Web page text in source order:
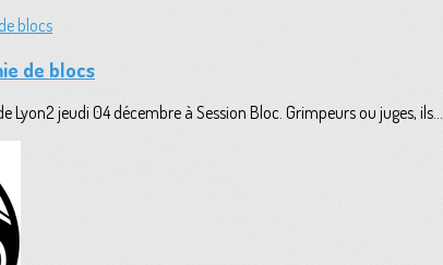
de blocs
Lyon2 jeudi 04 décembre à Session Bloc. Grimpeurs ou juges, ils...